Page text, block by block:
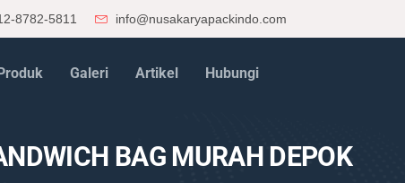
8782-5811 info@nusakaryapackindo.com
Galeri Artikel Hubungi
BAG MURAH DEPOK